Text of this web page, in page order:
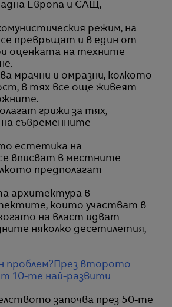
Европа и САЩ,
режим, на
превръщат и в един от
оценката на техните
мрачни и омразни, колкото
в тях все още живеят
грижи за тях,
съвременните
естетика на
вписват в местните
предполагат
архитектура в
които участват в
на власт идват
няколко десетилетия,
проблем?През второто
10-те най-развити
започва през 50-те